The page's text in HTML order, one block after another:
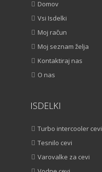
Domov
Vsi Isdelki
Moj račun
Moj seznam želja
Kontaktiraj nas
O nas
ISDELKI
Turbo intercooler cevi
Tesnilo cevi
Varovalke za cevi